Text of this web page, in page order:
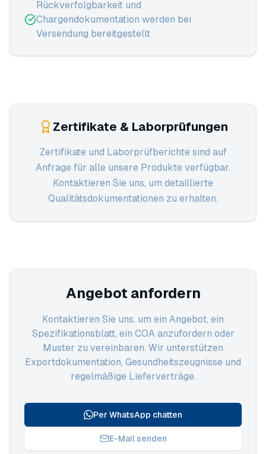
Rückverfolgbarkeit und
Chargendokumentation werden bei
Versendung bereitgestellt
Zertifikate & Laborprüfungen
Zertifikate und Laborprüfberichte sind auf
Anfrage für alle unsere Produkte verfügbar.
Kontaktieren Sie uns, um detaillierte
Qualitätsdokumentationen zu erhalten.
Angebot anfordern
Kontaktieren Sie uns, um ein Angebot, ein
Spezifikationsblatt, ein COA anzufordern oder
Muster zu vereinbaren. Wir unterstützen
Exportdokumentation, Gesundheitszeugnisse und
regelmäßige Lieferverträge.
Per WhatsApp chatten
E-Mail senden